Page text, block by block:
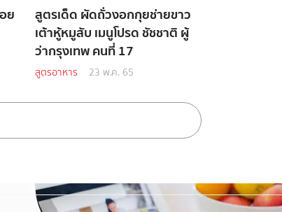
ย
สูตรเด็ด ผัดถั่วงอกกุยช่ายขาว
เต้าหู้หมูสับ เมนูโปรด ชัชชาติ ผู้
ว่ากรุงเทพ คนที่ 17
สูตรอาหาร 23 พ.ค. 65